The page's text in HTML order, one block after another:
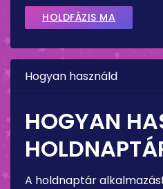
HOLDFÁZIS MA
Hogyan használd
HOGYAN
A holdnaptár